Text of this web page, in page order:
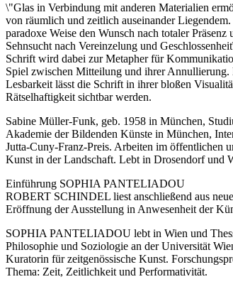
\"Glas in Verbindung mit anderen Materialien
von räumlich und zeitlich auseinander
paradoxe Weise den Wunsch nach totaler
Sehnsucht nach Vereinzelung und
Schrift wird dabei zur Metapher für
Spiel zwischen Mitteilung und ihrer Annullierung.
Lesbarkeit lässt die Schrift in ihrer bloßen
Rätselhaftigkeit sichtbar werden.
Sabine Müller-Funk, geb. 1958 in München,
Akademie der Bildenden Künste in München,
Jutta-Cuny-Franz-Preis. Arbeiten im öffentlichen
Kunst in der Landschaft. Lebt in Drosendorf und
Einführung SOPHIA PANTELIADOU
ROBERT SCHINDEL liest anschließend aus
Eröffnung der Ausstellung in Anwesenheit der
SOPHIA PANTELIADOU lebt in Wien und
Philosophie und Soziologie an der Universität
Kuratorin für zeitgenössische Kunst.
Thema: Zeit, Zeitlichkeit und Performativität.